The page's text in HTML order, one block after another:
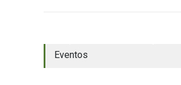
Eventos